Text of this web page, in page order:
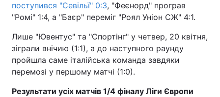
поступився "Севільї" 0:3, "Феєнорд" програв
"Ромі" 1:4, а "Баєр" переміг "Роял Уніон СЖ" 4:1.
Лише "Ювентус" та "Спортінг" у четвер, 20 квітня,
зіграли внічию (1:1), а до наступного раунду
пройшла саме італійська команда завдяки
перемозі у першому матчі (1:0).
Результати усіх матчів 1/4 фіналу Ліги Європи